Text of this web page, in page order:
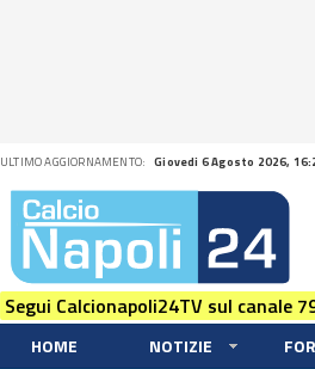
ULTIMO AGGIORNAMENTO: Giovedi 6 Agosto 2026,
Segui Calcionapoli24TV sul canale
HOME NOTIZIE